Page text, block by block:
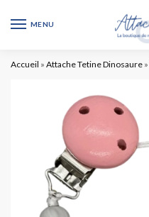
MENU
Accueil » Attache Tetine Dinosaure »